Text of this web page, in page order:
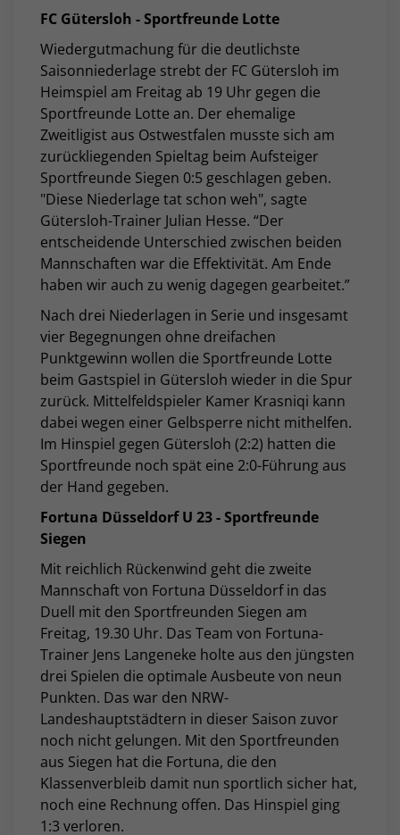
FC Gütersloh - Sportfreunde Lotte
Wiedergutmachung für die deutlichste
Saisonniederlage strebt der FC Gütersloh im
Heimspiel am Freitag ab 19 Uhr gegen die
Sportfreunde Lotte an. Der ehemalige
Zweitligist aus Ostwestfalen musste sich am
zurückliegenden Spieltag beim Aufsteiger
Sportfreunde Siegen 0:5 geschlagen geben.
"Diese Niederlage tat schon weh", sagte
Gütersloh-Trainer Julian Hesse. “Der
entscheidende Unterschied zwischen beiden
Mannschaften war die Effektivität. Am Ende
haben wir auch zu wenig dagegen gearbeitet.”
Nach drei Niederlagen in Serie und insgesamt
vier Begegnungen ohne dreifachen
Punktgewinn wollen die Sportfreunde Lotte
beim Gastspiel in Gütersloh wieder in die Spur
zurück. Mittelfeldspieler Kamer Krasniqi kann
dabei wegen einer Gelbsperre nicht mithelfen.
Im Hinspiel gegen Gütersloh (2:2) hatten die
Sportfreunde noch spät eine 2:0-Führung aus
der Hand gegeben.
Fortuna Düsseldorf U 23 - Sportfreunde
Siegen
Mit reichlich Rückenwind geht die zweite
Mannschaft von Fortuna Düsseldorf in das
Duell mit den Sportfreunden Siegen am
Freitag, 19.30 Uhr. Das Team von Fortuna-
Trainer Jens Langeneke holte aus den jüngsten
drei Spielen die optimale Ausbeute von neun
Punkten. Das war den NRW-
Landeshauptstädtern in dieser Saison zuvor
noch nicht gelungen. Mit den Sportfreunden
aus Siegen hat die Fortuna, die den
Klassenverbleib damit nun sportlich sicher hat,
noch eine Rechnung offen. Das Hinspiel ging
1:3 verloren.